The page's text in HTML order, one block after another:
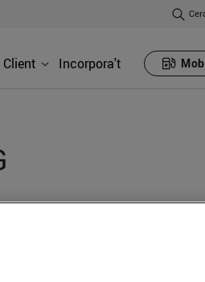
Incorpora't
d’actualitat sobre